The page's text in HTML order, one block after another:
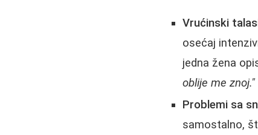
Vrućinski
osećaj
jedna žena
oblije me znoj."
Problemi sa
samostalno,